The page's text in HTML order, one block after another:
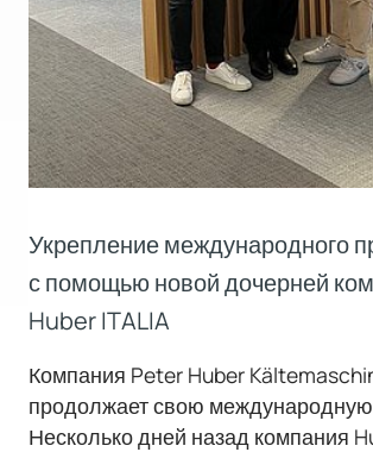
Укрепление международного
с помощью новой дочерней
Huber ITALIA
Компания Peter Huber
продолжает свою
Несколько дней назад компания